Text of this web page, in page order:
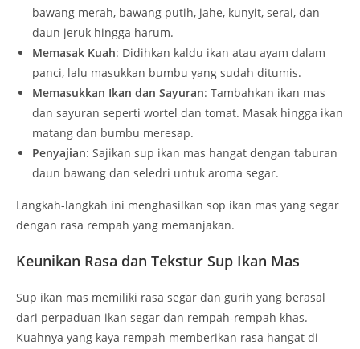
bawang merah, bawang putih, jahe, kunyit, serai, dan
daun jeruk hingga harum.
Memasak Kuah: Didihkan kaldu ikan atau ayam dalam
panci, lalu masukkan bumbu yang sudah ditumis.
Memasukkan Ikan dan Sayuran: Tambahkan ikan mas
dan sayuran seperti wortel dan tomat. Masak hingga ikan
matang dan bumbu meresap.
Penyajian: Sajikan sup ikan mas hangat dengan taburan
daun bawang dan seledri untuk aroma segar.
Langkah-langkah ini menghasilkan sop ikan mas yang segar
dengan rasa rempah yang memanjakan.
Keunikan Rasa dan Tekstur Sup Ikan Mas
Sup ikan mas memiliki rasa segar dan gurih yang berasal
dari perpaduan ikan segar dan rempah-rempah khas.
Kuahnya yang kaya rempah memberikan rasa hangat di